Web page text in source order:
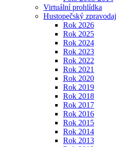
Virtuální prohlídka
Hustopečský zpravodaj
Rok 2026
Rok 2025
Rok 2024
Rok 2023
Rok 2022
Rok 2021
Rok 2020
Rok 2019
Rok 2018
Rok 2017
Rok 2016
Rok 2015
Rok 2014
Rok 2013